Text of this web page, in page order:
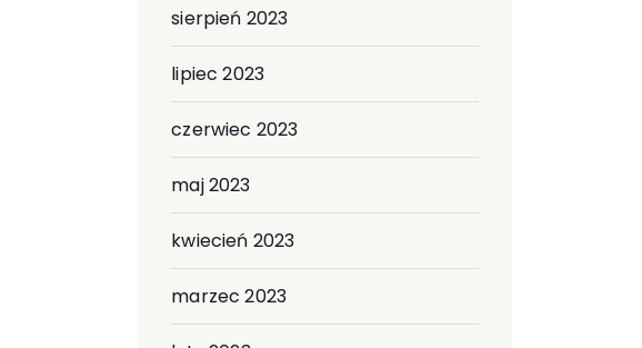
sierpień 2023
lipiec 2023
czerwiec 2023
maj 2023
kwiecień 2023
marzec 2023